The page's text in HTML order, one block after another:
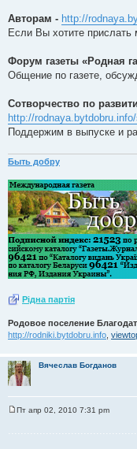
Авторам - http://
Если Вы хотите прислать
Форум газеты «Родная
Общение по газете,
Сотворчество по
http://
Поддержим в выпуске и
Быть добру
Рiдна партiя
Родовое поселение
http://rodniki.bytdobru.info
Вячеслав Богданов
о
Пт апр 02, 2010 7:31 pm